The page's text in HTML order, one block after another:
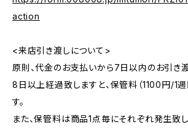
action
<来店引き渡しについて>
原則、代金のお支払いから7日以内のお引き渡
8日以上経過致しますと、保管料（1100円/1
す。
また、保管料は商品1点毎にそれぞれ発生致し